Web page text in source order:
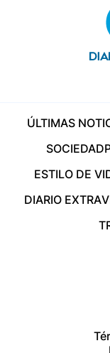
ÚLTIMAS
SOCIEDAD
ESTILO DE
DIARIO EXTRA